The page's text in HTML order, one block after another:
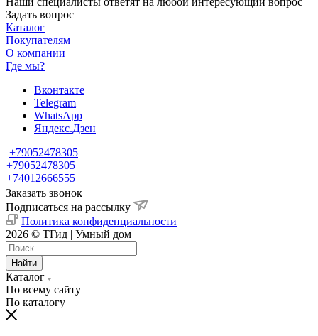
Задать вопрос
Каталог
Покупателям
О компании
Где мы?
Вконтакте
Telegram
WhatsApp
Яндекс.Дзен
+79052478305
+79052478305
+74012666555
Заказать звонок
Подписаться на рассылку
Политика конфиденциальности
2026 © ТГид | Умный дом
Найти
Каталог
По всему сайту
По каталогу